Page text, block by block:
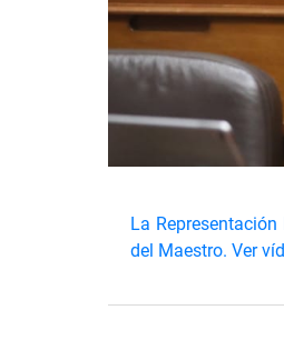
La
del Maestro. Ver